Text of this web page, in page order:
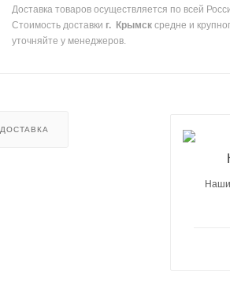
Доставка товаров осуществляется по всей
Стоимость доставки г. Крымсксредне и
уточняйте у менеджеров.
ДОСТАВКА